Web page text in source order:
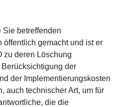
Sie betreffenden
gemacht und ist er
zu deren Löschung
der
der Implementierungskosten
auch technischer Art, um für
die die